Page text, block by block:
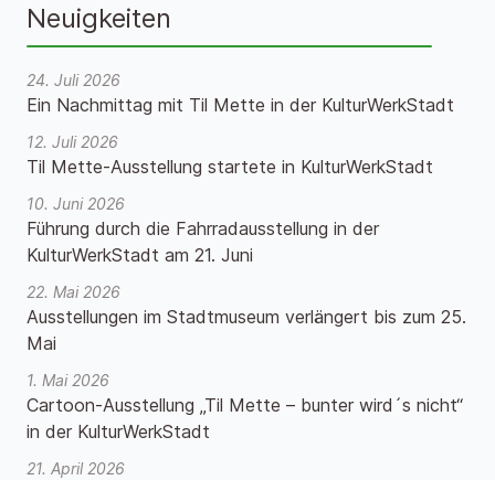
Neuigkeiten
24. Juli 2026
Ein Nachmittag mit Til Mette in der KulturWerkStadt
12. Juli 2026
Til Mette-Ausstellung startete in KulturWerkStadt
10. Juni 2026
Führung durch die Fahrradausstellung in der
KulturWerkStadt am 21. Juni
22. Mai 2026
Ausstellungen im Stadtmuseum verlängert bis zum 25.
Mai
1. Mai 2026
Cartoon-Ausstellung „Til Mette – bunter wird´s nicht“
in der KulturWerkStadt
21. April 2026